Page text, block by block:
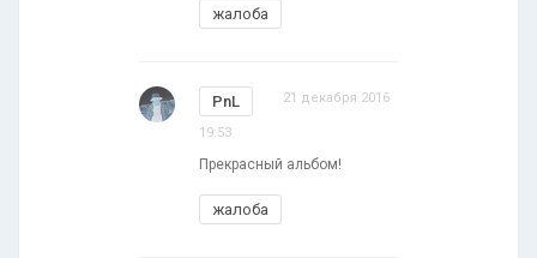
жалоба
PnL 21 декабря 2016
19:53
Прекрасный альбом!
жалоба